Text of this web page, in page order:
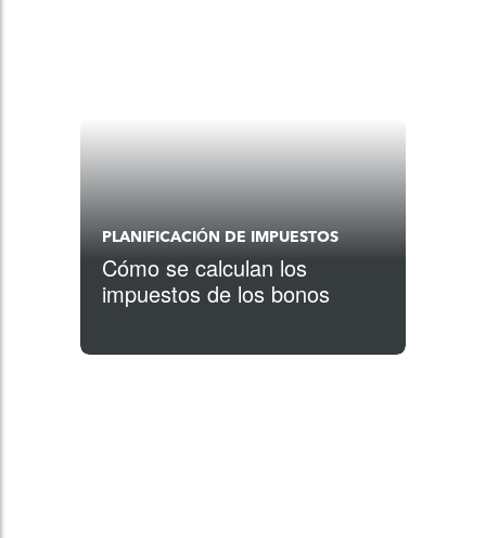
PLANIFICACIÓN DE IMPUESTOS
Cómo se calculan los
impuestos de los bonos